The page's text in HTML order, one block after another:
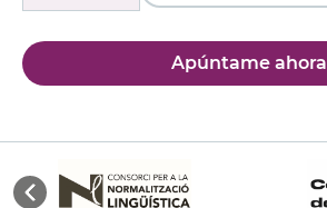
Apúntame ahora